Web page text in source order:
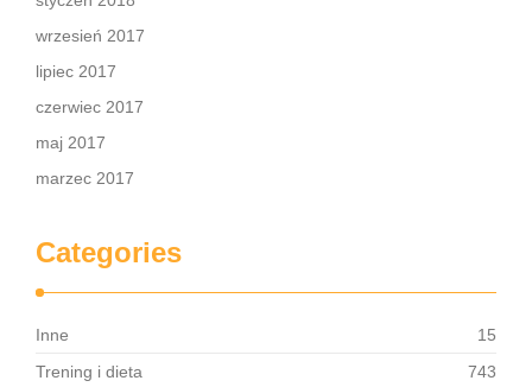
wrzesień 2017
lipiec 2017
czerwiec 2017
maj 2017
marzec 2017
Categories
Inne
15
Trening i dieta
743